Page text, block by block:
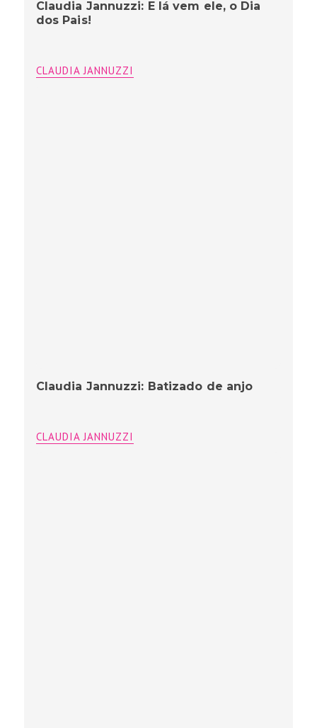
Claudia Jannuzzi: E lá vem ele, o Dia
dos Pais!
CLAUDIA JANNUZZI
Claudia Jannuzzi: Batizado de anjo
CLAUDIA JANNUZZI